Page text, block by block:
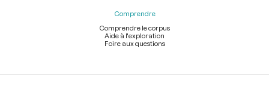
Comprendre
Comprendre le corpus
Aide à l'exploration
Foire aux questions